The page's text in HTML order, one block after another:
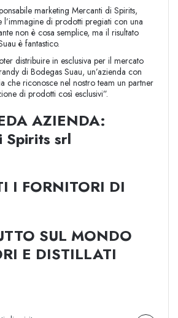
marketing Mercanti di Spirits,
di prodotti pregiati con una
non è cosa semplice, ma il risultato
è fantastico.
distribuire in esclusiva per il mercato
di Bodegas Suau, un’azienda con
che riconosce nel nostro team un partner
di prodotti così esclusivi”.
AZIENDA:
Spirits srl
I FORNITORI DI
SUL MONDO
E DISTILLATI